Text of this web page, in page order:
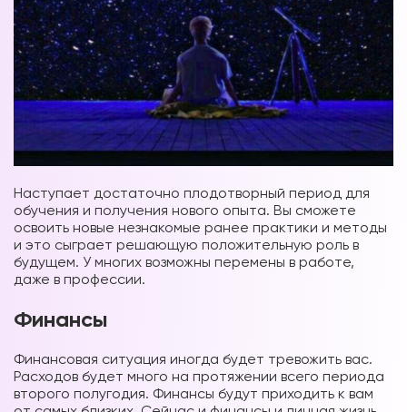
Наступает достаточно плодотворный период для
обучения и получения нового опыта. Вы сможете
освоить новые незнакомые ранее практики и методы
и это сыграет решающую положительную роль в
будущем. У многих возможны перемены в работе,
даже в профессии.
Финансы
Финансовая ситуация иногда будет тревожить вас.
Расходов будет много на протяжении всего периода
второго полугодия. Финансы будут приходить к вам